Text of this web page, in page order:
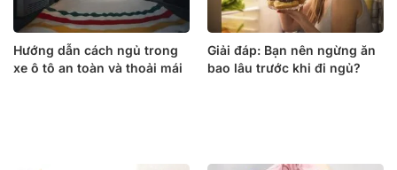
Hướng dẫn cách ngủ trong
xe ô tô an toàn và thoải mái
Giải đáp: Bạn nên ngừng ăn
bao lâu trước khi đi ngủ?